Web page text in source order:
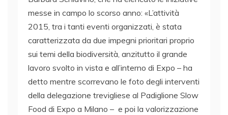
messe in campo lo scorso anno: «L’attività
2015, tra i tanti eventi organizzati, è stata
caratterizzata da due impegni prioritari proprio
sui temi della biodiversità, anzitutto il grande
lavoro svolto in vista e all’interno di Expo – ha
detto mentre scorrevano le foto degli interventi
della delegazione trevigliese al Padiglione Slow
Food di Expo a Milano – e poi la valorizzazione